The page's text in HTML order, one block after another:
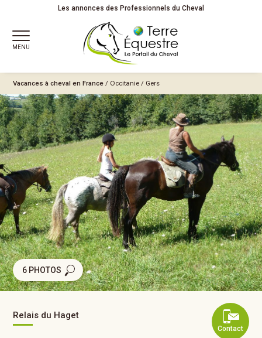
Les annonces des Professionnels du Cheval
MENU
Vacances à cheval en France / Occitanie / Gers
6 PHOTOS
Contact
Relais du Haget